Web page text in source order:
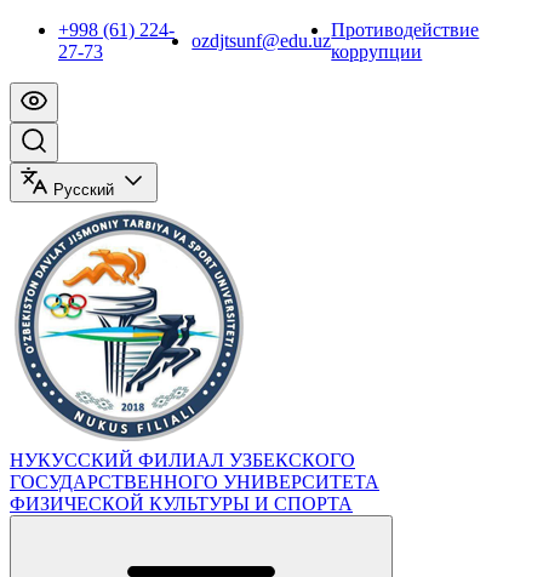
+998 (61) 224-
27-73
ozdjtsunf@edu.uz
Противодействие
коррупции
Русский
НУКУССКИЙ ФИЛИАЛ УЗБЕКСКОГО
ГОСУДАРСТВЕННОГО УНИВЕРСИТЕТА
ФИЗИЧЕСКОЙ КУЛЬТУРЫ И СПОРТА